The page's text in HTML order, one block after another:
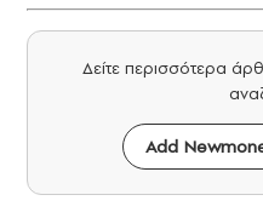
Δείτε περισσότερα
Add